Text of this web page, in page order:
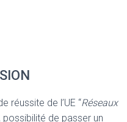
réussite de l’UE “Réseaux
possibilité de passer un